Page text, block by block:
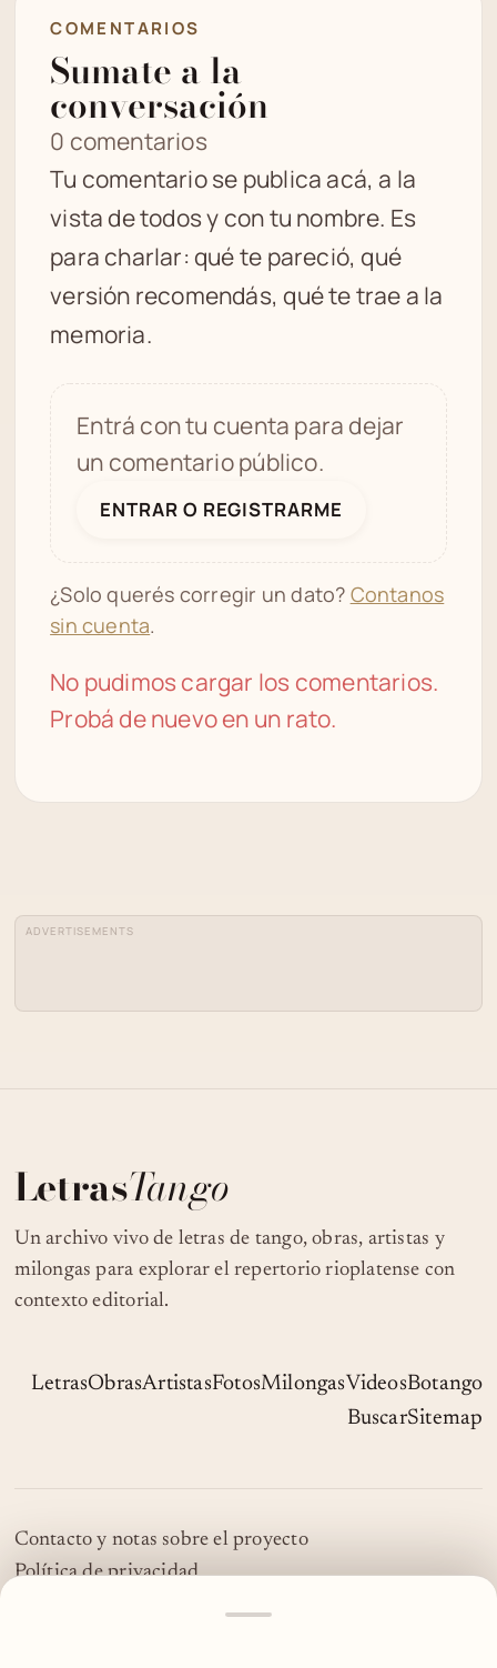
COMENTARIOS
Sumate a la
conversación
0 comentarios
Tu comentario se publica acá, a la
vista de todos y con tu nombre. Es
para charlar: qué te pareció, qué
versión recomendás, qué te trae a la
memoria.
Entrá con tu cuenta para dejar
un comentario público.
ENTRAR O REGISTRARME
¿Solo querés corregir un dato? Contanos
sin cuenta.
No pudimos cargar los comentarios.
Probá de nuevo en un rato.
ADVERTISEMENTS
LetrasTango
Un archivo vivo de letras de tango, obras, artistas y
milongas para explorar el repertorio rioplatense con
contexto editorial.
LetrasObrasArtistasFotosMilongasVideosBotango
BuscarSitemap
Contacto y notas sobre el proyecto
Política de privacidad